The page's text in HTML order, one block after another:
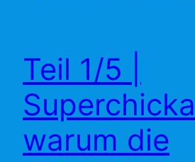
Teil 1/5 |
warum die